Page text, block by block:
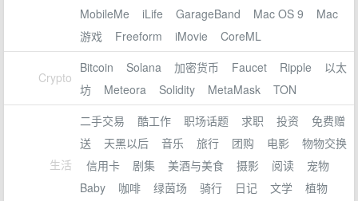
MobileMe
iLife GarageBand Mac OS 9
Mac
游戏
Freeform iMovie CoreML
Crypto
Bitcoin Solana 加密货币 Faucet Ripple
以太
坊
Meteora Solidity MetaMask TON
生活
二手交易 酷工作 职场话题 求职 投资
免费赠
送
天黑以后 音乐 旅行 团购 电影
物物交换
信用卡
剧集 美酒与美食 摄影 阅读
宠物
Baby
咖啡 绿茵场 骑行 日记 文学
植物